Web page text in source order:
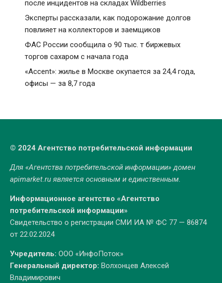
после инцидентов на складах Wildberries
Эксперты рассказали, как подорожание долгов
повлияет на коллекторов и заемщиков
ФАС России сообщила о 90 тыс. т биржевых
торгов сахаром с начала года
«Accent»: жилье в Москве окупается за 24,4 года,
офисы — за 8,7 года
© 2024 Агентство потребительской информации
Для «Агентства потребительской информации» домен
apimarket.ruявляется основным и единственным.
Информационное агентство «Агентство
потребительской информации»
Свидетельство о регистрации СМИ ИА № ФС 77 — 86874
от 22.02.2024
Учредитель: ООО «ИнфоПоток»
Генеральный директор: Волхонцев Алексей
Владимирович